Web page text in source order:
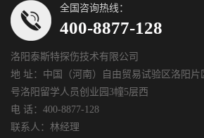
全国咨询热线：
400-8877-128
洛阳泰斯特探伤技术有限公司
地 址：中国（河南）自由贸易试验区洛阳片
号洛阳留学人员创业园3幢5层西
电 话：400-8877-128
联系人：林经理